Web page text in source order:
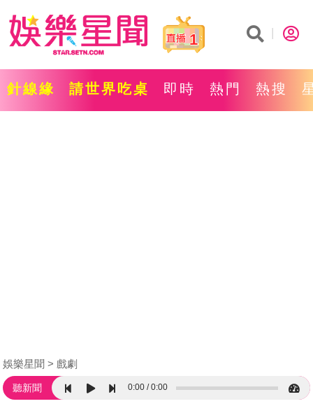
1
針線緣 請世界吃桌 即時 熱門 熱搜
娛樂星聞 戲劇
聽新聞 0:00 0:00